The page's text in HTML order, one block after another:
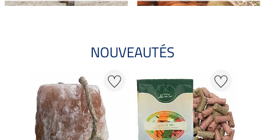
NOUVEAUTÉS